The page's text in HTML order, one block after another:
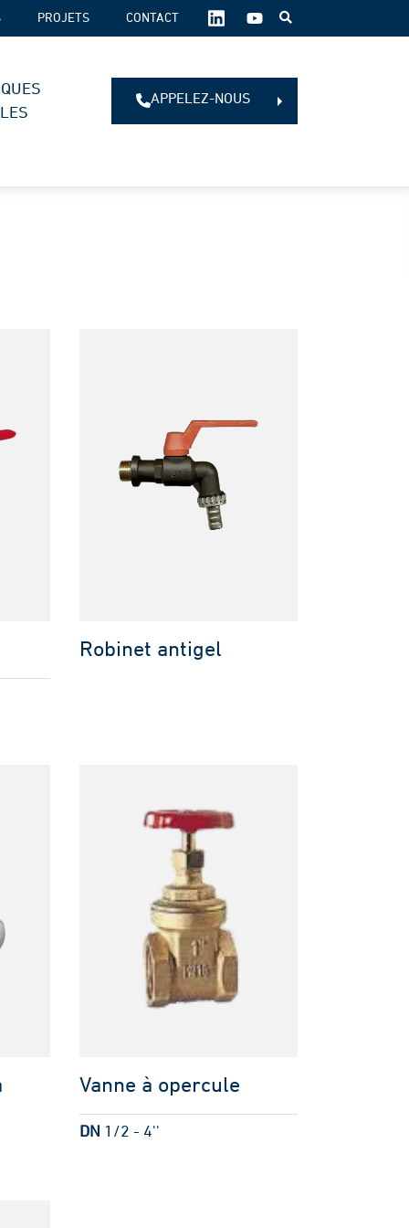
PROJETS CONTACT
SUIVEZ-
NOUS
APPELEZ-NOUS
Robinet antigel
Vanne à opercule
DN 1/2 - 4''